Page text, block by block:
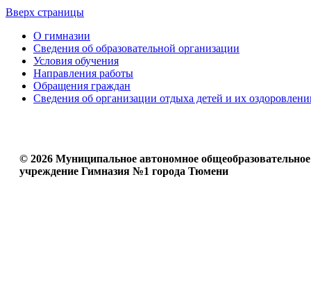
Вверх страницы
О гимназии
Сведения об образовательной организации
Условия обучения
Направления работы
Обращения граждан
Сведения об организации отдыха детей и их
© 2026 Муниципальное автономное общеобразовательное
учреждение Гимназия №1 города Тюмени